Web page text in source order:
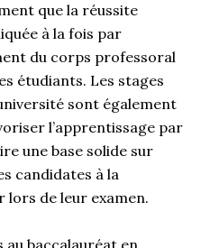
que la réussite
à la fois par
du corps professoral
étudiants. Les stages
sont également
l’apprentissage par
une base solide sur
candidates à la
lors de leur examen.
baccalauréat en